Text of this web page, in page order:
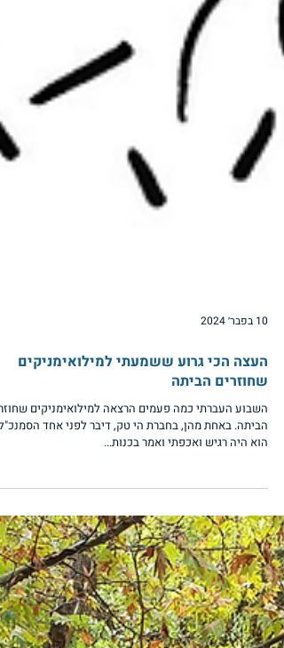
העצה הכי גרוע ששמעתי למילואימניקים
שחוזרים הביתה
השבוע העברתי כמה פעמים הרצאה למילואימניקים
הביתה. באחת מהן, בחברת הי טק, דיבר לפני אחד
הוא היה רגיש ואכפתי ואמר בכנות...